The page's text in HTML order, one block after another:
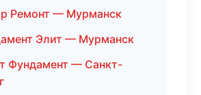
Ремонт — Мурманск
Элит — Мурманск
Фундамент — Санкт-